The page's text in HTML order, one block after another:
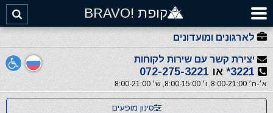
קופת !BRAVO
לארגונים ומועדונים
יצירת קשר עם שירות לקוחות
3221* או 072-275-3221
א׳-ה׳ 8:00-21:00, ו׳ 8:00-15:00, ש׳ 8:00-21:00
סינון מופעים